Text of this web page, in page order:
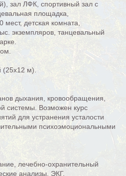
зал ЛФК, спортивный зал с
площадка,
мест, детская комната,
экземпляров, танцевальный
(25х12 м).
дыхания, кровообращения,
системы. Возможен курс
для устранения усталости
психоэмоциональными
лечебно-охранительный
анализы, ЭКГ,